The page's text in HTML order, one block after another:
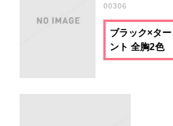
00306
ブラック×タ
ント 全胸2色